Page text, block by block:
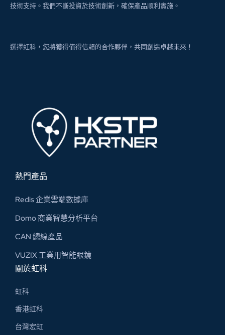
技術支持。我們不斷投資於技術創新，確保產品順利實施。
選擇虹科，您將獲得值得信賴的合作夥伴，共同創造卓越未來！
熱門產品
Redis 企業雲端數據庫
Domo 商業智慧分析平台
CAN 總線​產品
VUZIX 工業用智能眼鏡
關於虹科
虹科
香港虹科
台灣宏虹